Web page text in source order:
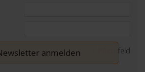
Pflichtfeld